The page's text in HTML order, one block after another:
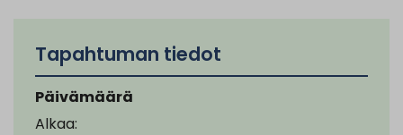
Tapahtuman tiedot
Päivämäärä
Alkaa: